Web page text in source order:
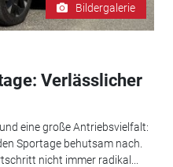
Bildergalerie
Verlässlicher
eine große Antriebsvielfalt:
Sportage behutsam nach.
nicht immer radikal...